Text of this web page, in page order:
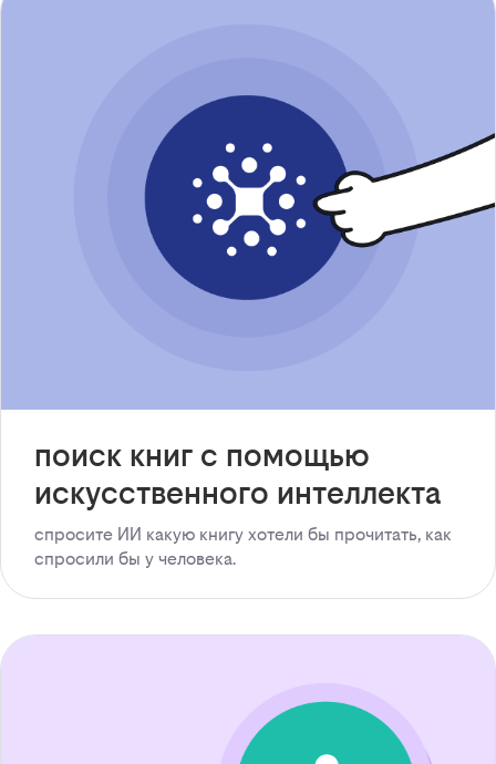
поиск книг с помощью
искусственного интеллекта
спросите ИИ какую книгу хотели бы прочитать, как
спросили бы у человека.